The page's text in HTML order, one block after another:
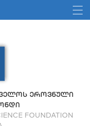
ᲔᲠᲝᲕᲜᲣᲚᲘ
FOUNDATION